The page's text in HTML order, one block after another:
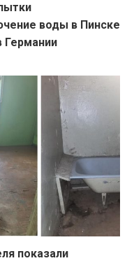
воды в Пинске
Германии
показали